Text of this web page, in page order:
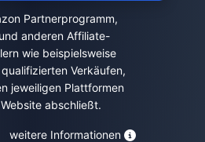
Partnerprogramm,
anderen Affiliate-
wie beispielsweise
Verkäufen,
jeweiligen Plattformen
abschließt.
weitere Informationen